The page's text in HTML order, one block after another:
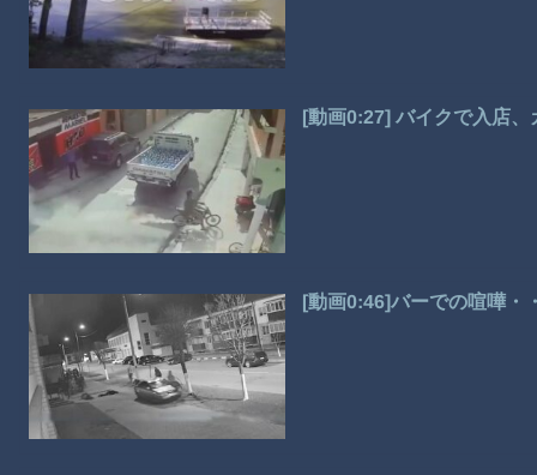
[動画0:27] バイクで入店
[動画0:46]バーでの喧嘩・